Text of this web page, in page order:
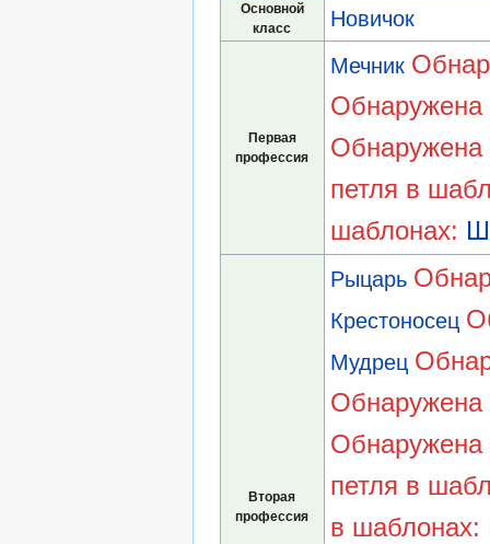
Основной
класс
Новичок
Первая
профессия
Мечник
петля в
шаблонах:
Вторая
профессия
Рыцарь
Крестоносец
Мудрец
петля в
в шаблонах: